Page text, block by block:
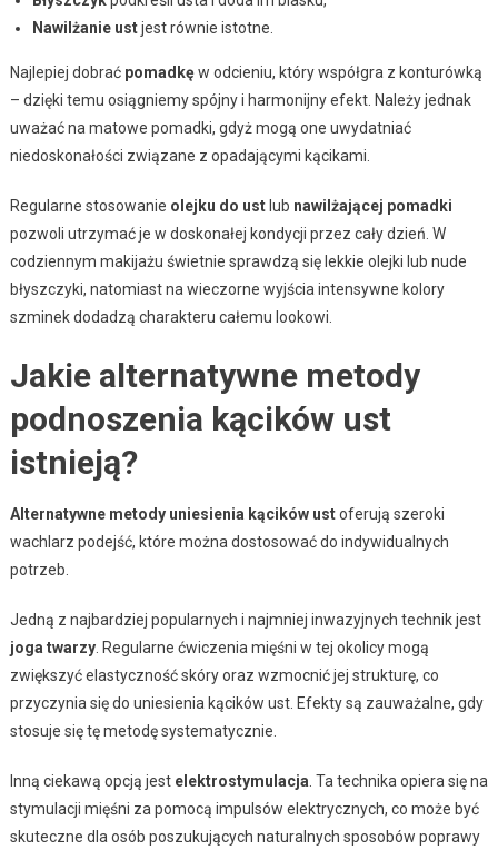
Nawilżanie ustjest równie istotne.
Najlepiej dobrać pomadkęw odcieniu, który współgra z konturówką
– dzięki temu osiągniemy spójny i harmonijny efekt. Należy jednak
uważać na matowe pomadki, gdyż mogą one uwydatniać
niedoskonałości związane z opadającymi kącikami.
Regularne stosowanie olejku do ustlub nawilżającej pomadki
pozwoli utrzymać je w doskonałej kondycji przez cały dzień. W
codziennym makijażu świetnie sprawdzą się lekkie olejki lub nude
błyszczyki, natomiast na wieczorne wyjścia intensywne kolory
szminek dodadzą charakteru całemu lookowi.
Jakie alternatywne metody
podnoszenia kącików ust
istnieją?
Alternatywne metody uniesienia kącików ustoferują szeroki
wachlarz podejść, które można dostosować do indywidualnych
potrzeb.
Jedną z najbardziej popularnych i najmniej inwazyjnych technik jest
joga twarzy. Regularne ćwiczenia mięśni w tej okolicy mogą
zwiększyć elastyczność skóry oraz wzmocnić jej strukturę, co
przyczynia się do uniesienia kącików ust. Efekty są zauważalne, gdy
stosuje się tę metodę systematycznie.
Inną ciekawą opcją jest elektrostymulacja . Ta technika opiera się na
stymulacji mięśni za pomocą impulsów elektrycznych, co może być
skuteczne dla osób poszukujących naturalnych sposobów poprawy